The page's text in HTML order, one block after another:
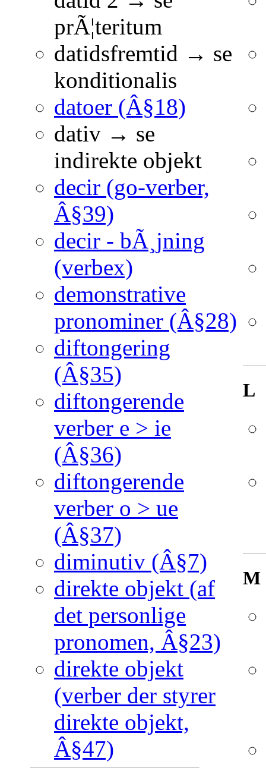
prÃ¦teritum
datidsfremtid → se
konditionalis
datoer (Â§18)
dativ → se
indirekte objekt
decir (go-verber,
Â§39)
decir - bÃ¸jning
(verbex)
demonstrative
pronominer (Â§28)
diftongering
(Â§35)
diftongerende
verber e > ie
(Â§36)
diftongerende
verber o > ue
(Â§37)
diminutiv (Â§7)
direkte objekt (af
det personlige
pronomen, Â§23)
direkte objekt
(verber der styrer
direkte objekt,
Â§47)
L
M